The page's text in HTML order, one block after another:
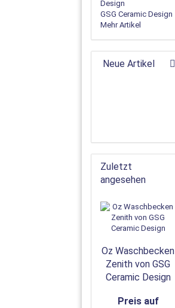
GSG Ceramic Design
Mehr Artikel
Neue Artikel
Zuletzt
angesehen
Oz Waschbecken
Zenith von GSG
Ceramic Design
Preis auf